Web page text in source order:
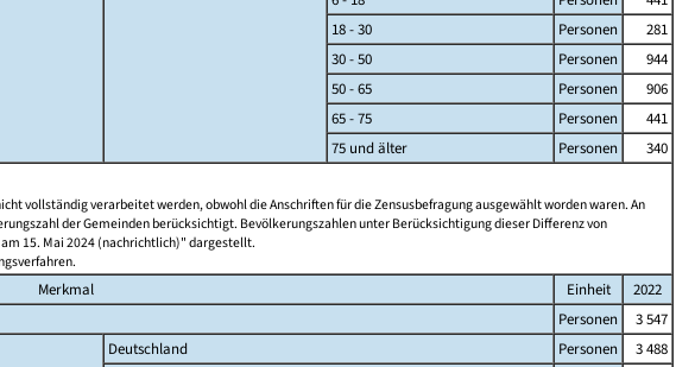
18 - 30
Personen
281
30 - 50
Personen
944
50 - 65
Personen
906
65 - 75
Personen
441
75 und älter
Personen
340
vollständig verarbeitet werden, obwohl die Anschriften für die Zensusbefragung ausgewählt worden waren. An
der Gemeinden berücksichtigt. Bevölkerungszahlen unter Berücksichtigung dieser Differenz von
15. Mai 2024 (nachrichtlich)" dargestellt.
Merkmal Einheit
2022
Personen
3 547
Deutschland Personen
3 488